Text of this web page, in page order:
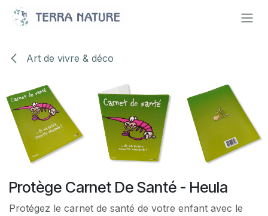
Se rendre au contenu
Art de vivre & déco
Protège Carnet De Santé - Heula
Protégez le carnet de santé de votre enfant avec le